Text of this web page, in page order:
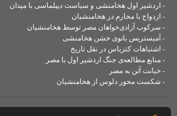
- اردشیر اول هخامنشی و سیاست دیپلماسی با میدان
- ازدواج با محارم در هخامنشیان
- سرکوب آزادی‌خواهان مصر توسط هخامنشیان
- آمیستریس بانوی خشن هخامنشی
- اشتباهات کتزیاس در نقل تاریخ
- منابع مطالعه‌ی جنگ اردشیر اول با مصر
- خیانت آتن به مصر
- شکست محور دلوس از هخامنشیان